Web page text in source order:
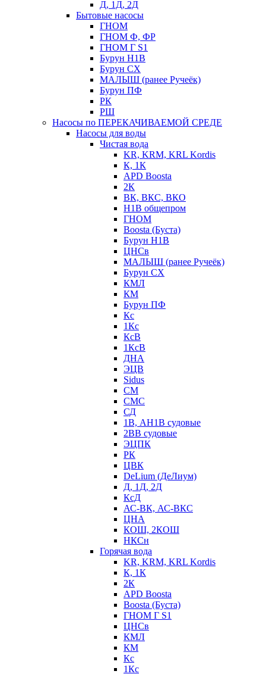
Д, 1Д, 2Д
Бытовые насосы
ГНОМ
ГНОМ Ф, ФР
ГНОМ Г S1
Бурун Н1В
Бурун СХ
МАЛЫШ (ранее Ручеёк)
Бурун ПФ
РК
РШ
Насосы по ПЕРЕКАЧИВАЕМОЙ СРЕДЕ
Насосы для воды
Чистая вода
KR, KRM, KRL Kordis
К, 1К
APD Boosta
2К
ВК, ВКС, ВКО
Н1В общепром
ГНОМ
Boosta (Буста)
Бурун Н1В
ЦНСв
МАЛЫШ (ранее Ручеёк)
Бурун СХ
КМЛ
КМ
Бурун ПФ
Кс
1Кс
КсВ
1КсВ
ДНА
ЭЦВ
Sidus
СМ
СМС
СД
1В, АН1В судовые
2ВВ судовые
ЭЦПК
РК
ЦВК
DeLium (ДеЛиум)
Д, 1Д, 2Д
КсД
АС-ВК, АС-ВКС
ЦНА
КОШ, 2КОШ
НКСн
Горячая вода
KR, KRM, KRL Kordis
К, 1К
2К
APD Boosta
Boosta (Буста)
ГНОМ Г S1
ЦНСв
КМЛ
КМ
Кс
1Кс